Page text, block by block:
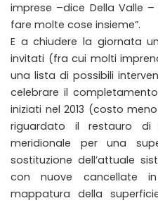
imprese –dice Della Valle
fare molte cose insieme”.
E a chiudere la giornata
invitati (fra cui molti
una lista di possibili
celebrare il
iniziati nel 2013 (costo
riguardato il restauro di
meridionale per una
sostituzione dell’attuale
con nuove cancellate
mappatura della